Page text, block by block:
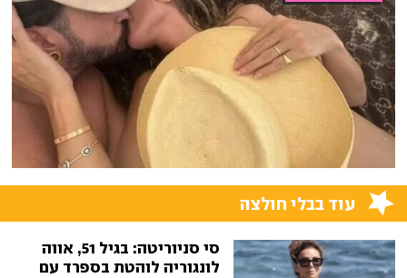
עוד בבלי חולצה
סי סניוריטה: בגיל 51, אווה
לונגוריה לוהטת בספרד עם